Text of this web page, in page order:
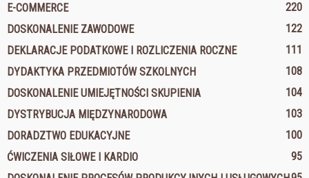
E-COMMERCE
220
DOSKONALENIE ZAWODOWE
122
DEKLARACJE PODATKOWE I ROZLICZENIA ROCZNE
111
DYDAKTYKA PRZEDMIOTÓW SZKOLNYCH
108
DOSKONALENIE UMIEJĘTNOŚCI SKUPIENIA
104
DYSTRYBUCJA MIĘDZYNARODOWA
103
DORADZTWO EDUKACYJNE
100
ĆWICZENIA SIŁOWE I KARDIO
95